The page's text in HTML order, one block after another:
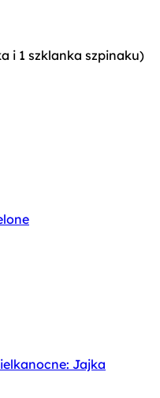
i 1 szklanka szpinaku)
Jajka